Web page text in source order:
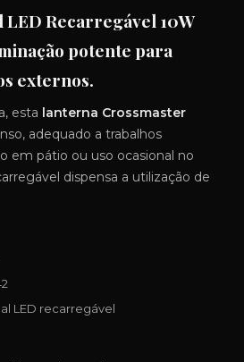
Recarregável 10W
potente para
externos.
esta lanterna Crossmaster
adequado a trabalhos
em pátio ou uso ocasional no
dispensa a utilização de
LED recarregável